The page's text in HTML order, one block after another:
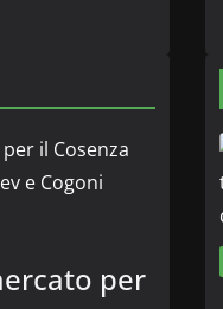
per